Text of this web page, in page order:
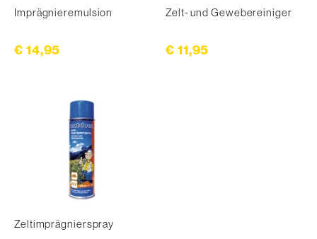
Imprägnieremulsion
€ 14,95
Zelt- und Gewebereiniger
€ 11,95
Zeltimprägnierspray